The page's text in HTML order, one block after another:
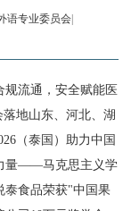
语专业委员会
规流通，安全赋能医
地山东、河北、湖
（泰国）助力中国
量——马克思主义学
食品荣获"中国果